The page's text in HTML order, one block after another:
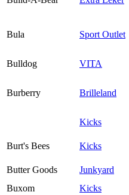
Bula Sport Outlet
Bulldog
VITA
Burberry Brilleland
Kicks
Burt's Bees
Kicks
Butter Goods
Junkyard
Buxom
Kicks